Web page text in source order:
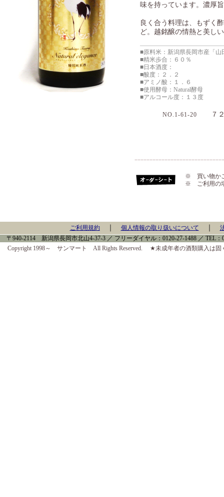
味を持っています。濃厚
良く合う料理は、もずく
ど。越銘醸の情熱と美し
■原料米：新潟県長岡市産「山
■精米歩合：６０％
■日本酒度：
■酸度：２．２
■アミノ酸：１．６
■使用酵母：Natural酵母
■アルコール度：１３度
NO.1-61-20 ７２
※ 買い物かご
※ ご利用の場
ご利用規約｜ 個人情報の取り扱いについて
〒940-2114 新潟県長岡市北山4-37-3 ／ フリーダイヤル：0120-27-1488 ／ TEL：
Copyright 1998～ サンマート All Rights Reserved. ★未成年者の酒類購入は固